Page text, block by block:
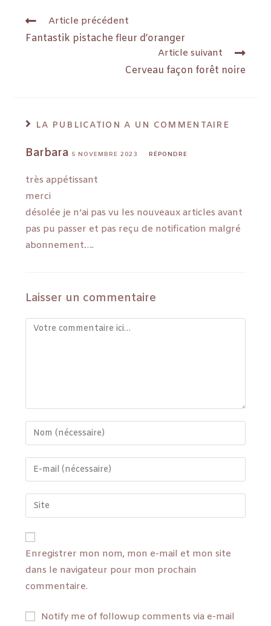
Article précédent
Fantastik pistache fleur d’oranger
Article suivant
Cerveau façon forêt noire
LA PUBLICATION A UN COMMENTAIRE
Barbara 5 NOVEMBRE 2023 RÉPONDRE
très appétissant
merci
désolée je n’ai pas vu les nouveaux articles avant
pas pu passer et pas reçu de notification malgré
abonnement….
Laisser un commentaire
Enregistrer mon nom, mon e-mail et mon site
dans le navigateur pour mon prochain
commentaire.
Notify me of followup comments via e-mail